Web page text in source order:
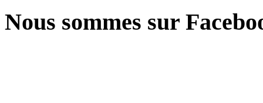
Nous sommes sur